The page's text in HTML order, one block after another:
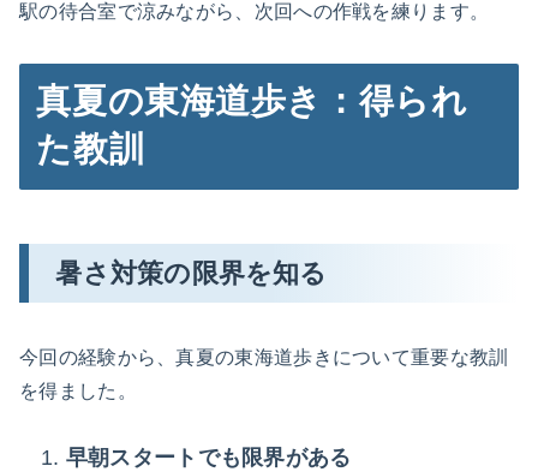
駅の待合室で涼みながら、次回への作戦を練ります。
真夏の東海道歩き：得られ
た教訓
暑さ対策の限界を知る
今回の経験から、真夏の東海道歩きについて重要な教訓
を得ました。
早朝スタートでも限界がある